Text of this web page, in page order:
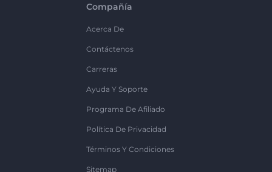
Compañía
Acerca De
Contáctenos
Carreras
Ayuda Y Soporte
Programa De Afiliado
Política De Privacidad
Términos Y Condiciones
Sitemap